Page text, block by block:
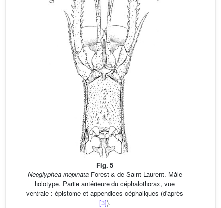
Fig. 5
Neoglyphea inopinataForest & de Saint Laurent. Mâle
holotype. Partie antérieure du céphalothorax, vue
ventrale : épistome et appendices céphaliques (d'après
[3]).